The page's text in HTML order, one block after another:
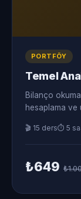
PORTFÖY
Temel
Bilanço
hesaplama
🎬 15 ders⏱ 5
₺649